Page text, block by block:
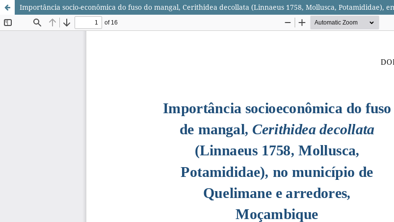
Importância socio-econômica do fuso do mangal, Cerithidea decollata (Linnaeus 1758, Mollusca, Potamididae),